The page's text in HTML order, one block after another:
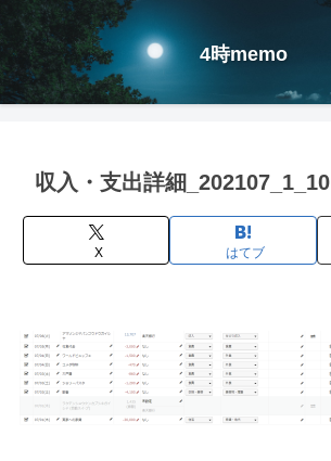
4時memo
収入・支出詳細_202107_1_10
X はてブ